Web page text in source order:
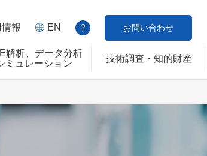
解析、データ分析
ミュレーション
技術調査・知的財産
報 EN お問い合わせ